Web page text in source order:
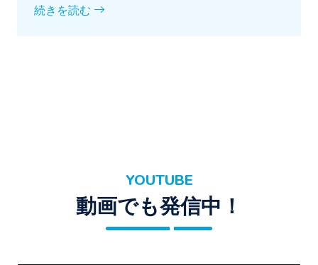
続きを読む
YOUTUBE
動画でも発信中！